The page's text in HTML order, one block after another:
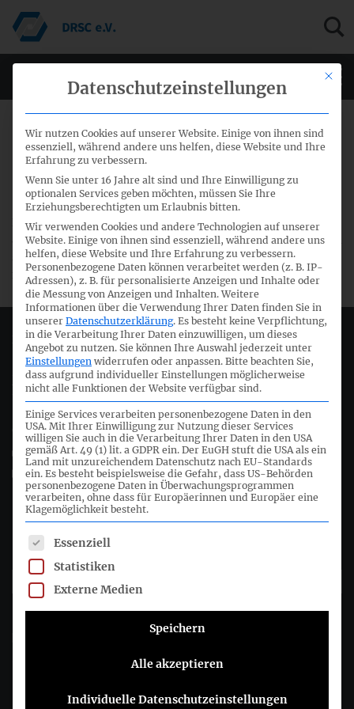
19. Januar 2016
27. Sitzung HGB-Fachausschuss
Die Agenda für die 27. Sitzung des HGB-Fachausschusses
am 04. Februar 2016 steht zum download bereit. Die Agenda
sowie weitere Informationen, u.a. Links für die Anmeldung
finden Siehier.
Deutsches Rechnungslegungs Standards Committee e.V.
Joachimsthaler Str. 34
10719 Berlin
+49 (0)30 20 64 12 - 0
+49 (0)30 20 64 12 - 15
info@drsc.de
Folgen Sie dem DRSC
DRSC-Newsletter abonnieren
Sie können sich jederzeit abmelden, indem Sie auf den Link in der
Fußzeile unserer E-Mails klicken. Informationen zu unseren
Mit
Datenschutzeinstellungen
Wir nutzen Cookies auf unserer Website. Einige von ihnen sind
essenziell, während andere uns helfen, diese Website und Ihre
Erfahrung zu verbessern.
Wenn Sie unter 16 Jahre alt sind und Ihre Einwilligung zu
optionalen Services geben möchten, müssen Sie Ihre
Erziehungsberechtigten um Erlaubnis bitten.
Wir verwenden Cookies und andere Technologien auf unserer
Website. Einige von ihnen sind essenziell, während andere uns
helfen, diese Website und Ihre Erfahrung zu verbessern.
Personenbezogene Daten können verarbeitet werden (z. B. IP-
Adressen), z. B. für personalisierte Anzeigen und Inhalte oder
die Messung von Anzeigen und Inhalten. Weitere
Informationen über die Verwendung Ihrer Daten finden Sie in
unserer Datenschutzerklärung. Es besteht keine Verpflichtung,
in die Verarbeitung Ihrer Daten einzuwilligen, um dieses
Angebot zu nutzen. Sie können Ihre Auswahl jederzeit unter
Einstellungen widerrufen oder anpassen. Bitte beachten Sie,
dass aufgrund individueller Einstellungen möglicherweise
nicht alle Funktionen der Website verfügbar sind.
Einige Services verarbeiten personenbezogene Daten in den
USA. Mit Ihrer Einwilligung zur Nutzung dieser Services
willigen Sie auch in die Verarbeitung Ihrer Daten in den USA
gemäß Art. 49 (1) lit. a GDPR ein. Der EuGH stuft die USA als ein
Land mit unzureichendem Datenschutz nach EU-Standards
ein. Es besteht beispielsweise die Gefahr, dass US-Behörden
personenbezogene Daten in Überwachungsprogrammen
verarbeiten, ohne dass für Europäerinnen und Europäer eine
Klagemöglichkeit besteht.
Es folgt eine Liste der Service-Gruppen, für die eine
Essenziell
Statistiken
Externe Medien
Speichern
Alle akzeptieren
Individuelle Datenschutzeinstellungen